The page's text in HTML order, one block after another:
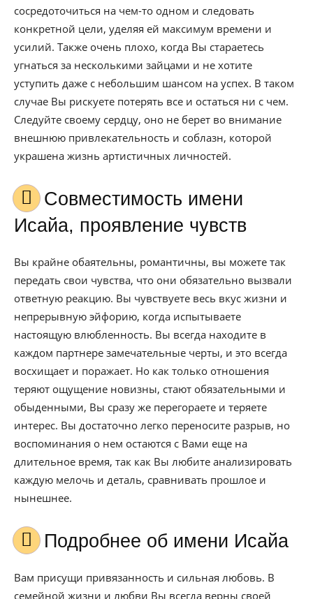
сосредоточиться на чем-то одном и следовать
конкретной цели, уделяя ей максимум времени и
усилий. Также очень плохо, когда Вы стараетесь
угнаться за несколькими зайцами и не хотите
уступить даже с небольшим шансом на успех. В таком
случае Вы рискуете потерять все и остаться ни с чем.
Следуйте своему сердцу, оно не берет во внимание
внешнюю привлекательность и соблазн, которой
украшена жизнь артистичных личностей.
Совместимость имени
Исайа, проявление чувств
Вы крайне обаятельны, романтичны, вы можете так
передать свои чувства, что они обязательно вызвали
ответную реакцию. Вы чувствуете весь вкус жизни и
непрерывную эйфорию, когда испытываете
настоящую влюбленность. Вы всегда находите в
каждом партнере замечательные черты, и это всегда
восхищает и поражает. Но как только отношения
теряют ощущение новизны, стают обязательными и
обыденными, Вы сразу же перегораете и теряете
интерес. Вы достаточно легко переносите разрыв, но
воспоминания о нем остаются с Вами еще на
длительное время, так как Вы любите анализировать
каждую мелочь и деталь, сравнивать прошлое и
нынешнее.
Подробнее об имени Исайа
Вам присущи привязанность и сильная любовь. В
семейной жизни и любви Вы всегда верны своей